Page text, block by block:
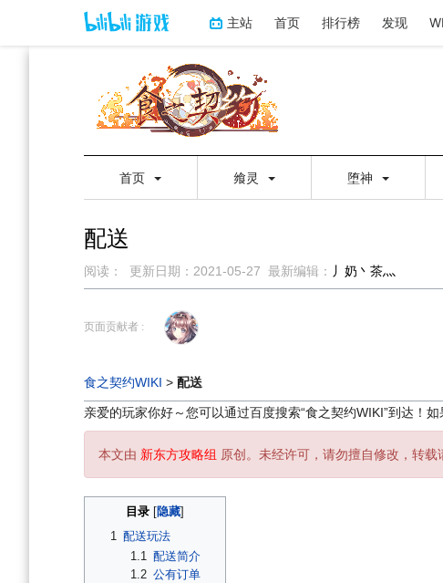
主站 首页 排行榜 发现
首页 飨灵 堕神
配送
阅读： 更新日期： 2021-05-27 最新编辑： 丿奶丶茶灬
到
到
页面贡献者 :
食之契约WIKI > 配送
亲爱的玩家你好～您可以通过百度搜索“食之契约WIKI”到达
本文由 新东方攻略组 原创。未经许可，请勿擅自修改，转载
目录
1 配送玩法
1.1 配送简介
1.2 公有订单